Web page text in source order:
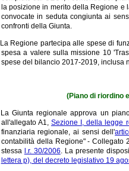
la posizione in merito della Regione
convocate in seduta congiunta ai
confronti della Giunta.
La Regione partecipa alle spese di
spesa a valere sulla missione 10
spese del bilancio 2017-2019, inclusa
(Piano di riordino
La Giunta regionale approva un
all'allegato A1, Sezione I, della legge
finanziaria regionale, ai sensi dell'
contabilità della Regione" - Collegato
stessa l.r. 30/2006. La presente
lettera p), del decreto legislativo 19